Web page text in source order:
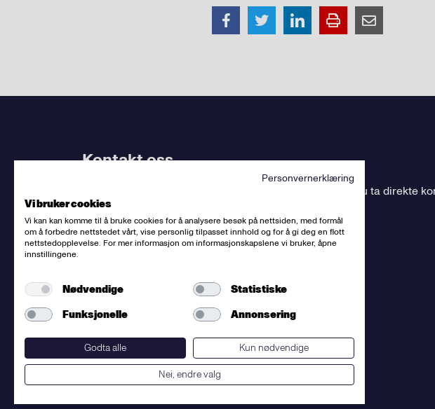
Kontakt oss
, kan du ta direkte
dem.
Sentralbord:(+47) 23 06 31 00
Fellesforbundet
org.nr: 950956828
Om personvern og informasjonskapsler
Personvernerklæring
Vi bruker cookies
Vi kan kan komme til å bruke cookies for å analysere besøk på nettsiden, med formål
om å forbedre nettstedet vårt, vise personlig tilpasset innhold og for å gi deg en flott
nettstedopplevelse. For mer informasjon om informasjonskapslene vi bruker, åpne
innstillingene.
Nødvendige
Statistiske
Funksjonelle
Annonsering
Godta alle
Kun nødvendige
Nei, endre valg